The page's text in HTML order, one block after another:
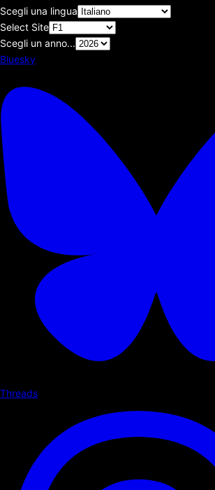
Scegli una lingua
Select Site
Scegli un anno...
Bluesky
Threads